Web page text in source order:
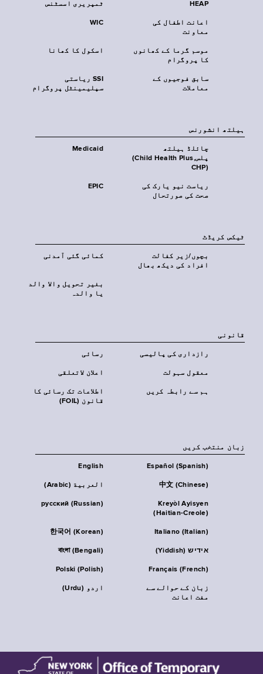
ٹمپریری اسسٹنس HEAP
WIC
اعانت اطفال کی
معاونت
اسکول کا کھانا
موسم گرما کے کھانوں
کا پروگرام
SSI ریاستی
سپلیمینٹل پروگرام
سابق فوجیوں کے
معاملات
‏ہیلتھ انشورنس
Medicaid
چائلڈ ہیلتھ
پلس‎(Child Health Plus,
CHP)‎
EPIC
ریاست نیو یارک کی
صحت کی صورتحال
ٹیکس کریڈٹ
کمائی گئی آمدنی
بچوں/زیر کفالت
افراد کی دیکھ بھال
بغیر تحویل والا والد
یا والدہ
قانونی
رسائی رازداری کی پالیسی
اعلان لاتعلقی معقول سہولت
اطلاعات تک رسائی کا
قانون (FOIL)
ہم سے رابطہ کریں
زبان منتخب کریں
English Español (Spanish)
العربية (Arabic) 中文 (Chinese)
русский (Russian)
Kreyòl Ayisyen
(Haitian-Creole)
한국어 (Korean) Italiano (Italian)
বাংলা (Bengali) אידיש (Yiddish)
Polski (Polish) Français (French)
اردو (Urdu)
زبان کے حوالے سے
مفت اعانت